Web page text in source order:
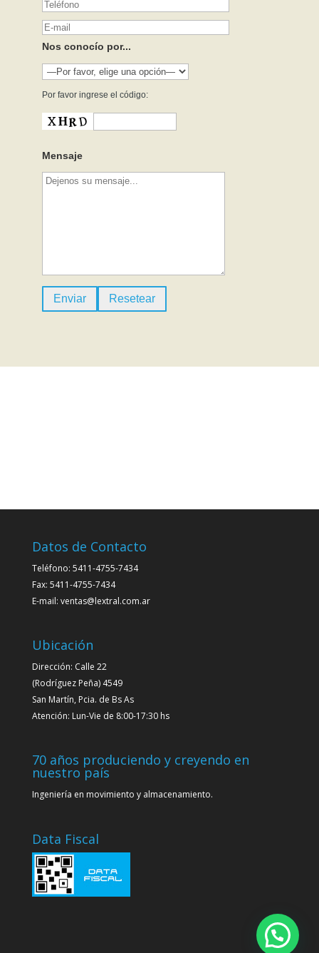
Nos conocío por...
Por favor ingrese el código:
Mensaje
Datos de Contacto
Teléfono: 5411-4755-7434
Fax: 5411-4755-7434
E-mail: ventas@lextral.com.ar
Ubicación
Dirección: Calle 22
(Rodríguez Peña) 4549
San Martín, Pcia. de Bs As
Atención: Lun-Vie de 8:00-17:30 hs
70 años produciendo y creyendo en
nuestro país
Ingeniería en movimiento y almacenamiento.
Data Fiscal